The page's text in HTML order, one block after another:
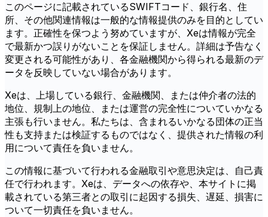
このページに記載されているSWIFTコード、銀行名、住
所、その他関連情報は一般的な情報提供のみを目的としてい
ます。正確性を保つよう努めていますが、Xeは情報が完全
で最新かつ誤りがないことを保証しません。詳細は予告なく
変更される可能性があり、各金融機関から得られる最新のデ
ータを反映していない場合があります。
Xeは、上場している銀行、金融機関、または仲介者の法的
地位、規制上の地位、または運営の完全性についていかなる
主張も行いません。私たちは、含まれるいかなる団体の正当
性も支持または検証するものではなく、提供された情報の利
用について責任を負いません。
この情報に基づいて行われる金融取引や意思決定は、自己責
任で行われます。Xeは、データへの依存や、本サイトに掲
載されている第三者との取引に起因する損失、遅延、損害に
ついて一切責任を負いません。